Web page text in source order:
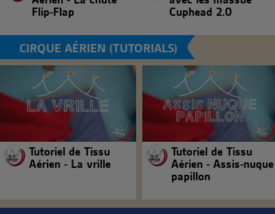
Flip-Flap
Cuphead 2.0
CIRQUE AÉRIEN (TUTORIALS)
Tutoriel de Tissu
Aérien - La vrille
Tutoriel de Tissu
Aérien - Assis-nuque
papillon